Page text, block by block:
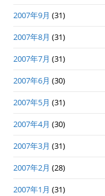
2007年9月 (31)
2007年8月 (31)
2007年7月 (31)
2007年6月 (30)
2007年5月 (31)
2007年4月 (30)
2007年3月 (31)
2007年2月 (28)
2007年1月 (31)